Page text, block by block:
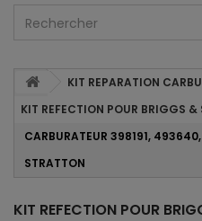
KIT REPARATION
KIT REFECTION POUR BRIGGS &
CARBURATEUR 398191,
STRATTON
KIT REFECTION POUR